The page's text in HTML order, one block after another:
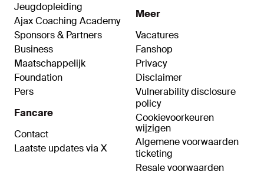
Jeugdopleiding
Ajax Coaching Academy
Sponsors & Partners
Business
Maatschappelijk
Foundation
Pers
Fancare
Contact
Laatste updates via X
Meer
Vacatures
Fanshop
Privacy
Disclaimer
Vulnerability disclosure
policy
Cookievoorkeuren
wijzigen
Algemene voorwaarden
ticketing
Resale voorwaarden